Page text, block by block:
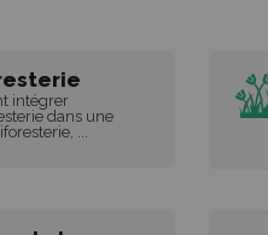
intégrer
dans une
...